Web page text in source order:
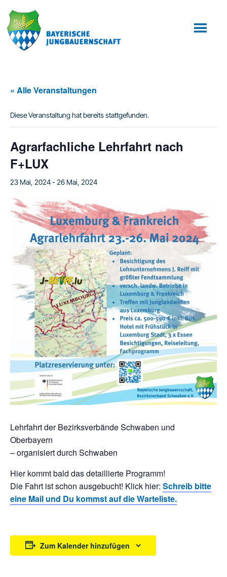
Inhalt
springen
Fußzeile
springen
« Alle Veranstaltungen
Diese Veranstaltung hat bereits stattgefunden.
Agrarfachliche Lehrfahrt nach
F+LUX
23 Mai, 2024-26 Mai, 2024
Lehrfahrt der Bezirksverbände Schwaben und
Oberbayern
– organisiert durch Schwaben
Hier kommt bald das detaillierte Programm!
Die Fahrt ist schon ausgebucht! Klick hier: Schreib bitte
eine Mail und Du kommst auf die Warteliste.
Zum Kalender hinzufügen